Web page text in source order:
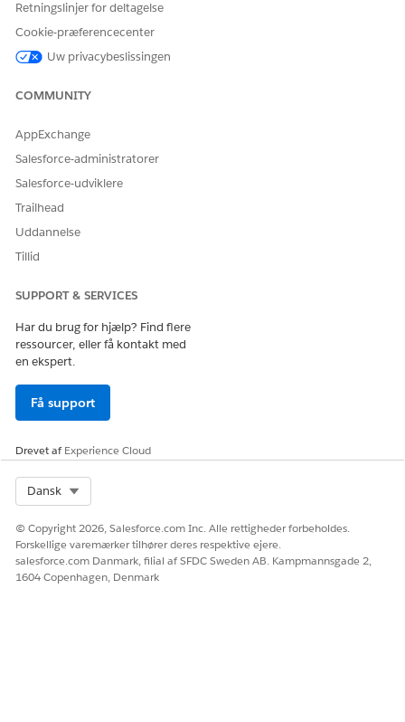
Fra listen over standardkomponenter skal du trække
Analytics-dashboardtil sidelærredet.
Kontoindsigter.
Gem dine ændringer, og afslut Lightning App-konstruktør.
RELATED INFORMATION HTML
LØSTE DENNE ARTIKEL DIT PROBLEM?
Retningslinjer for deltagelse
Cookie-præferencecenter
Uw privacybeslissingen
COMMUNITY
AppExchange
Salesforce-administratorer
Salesforce-udviklere
Trailhead
Uddannelse
Tillid
SUPPORT & SERVICES
Har du brug for hjælp? Find flere
ressourcer, eller få kontakt med
en ekspert.
Få support
Drevet afExperience Cloud
Dansk
© Copyright 2026, Salesforce.com Inc. Alle rettigheder forbeholdes.
Forskellige varemærker tilhører deres respektive ejere.
salesforce.com Danmark, filial af SFDC Sweden AB. Kampmannsgade 2,
1604 Copenhagen, Denmark